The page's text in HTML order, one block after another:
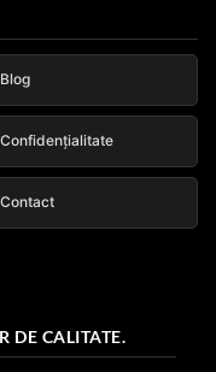
Blog
Confidențialitate
Contact
DE CALITATE.